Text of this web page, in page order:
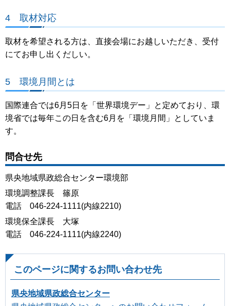
4 取材対応
取材を希望される方は、直接会場にお越しいただき、受付
にてお申し出くだしい。
5 環境月間とは
国際連合では6月5日を「世界環境デー」と定めており、環
境省では毎年この日を含む6月を「環境月間」としていま
す。
問合せ先
県央地域県政総合センター環境部
環境調整課長 篠原
電話 046-224-1111(内線2210)
環境保全課長 大塚
電話 046-224-1111(内線2240)
このページに関するお問い合わせ先
県央地域県政総合センター